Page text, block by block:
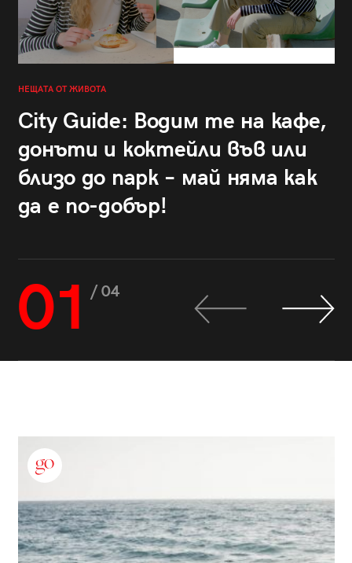
НЕЩАТА ОТ ЖИВОТА
City Guide: Водим те на кафе,
донъти и коктейли във или
близо до парк – май няма как
да е по-добър!
01 / 04